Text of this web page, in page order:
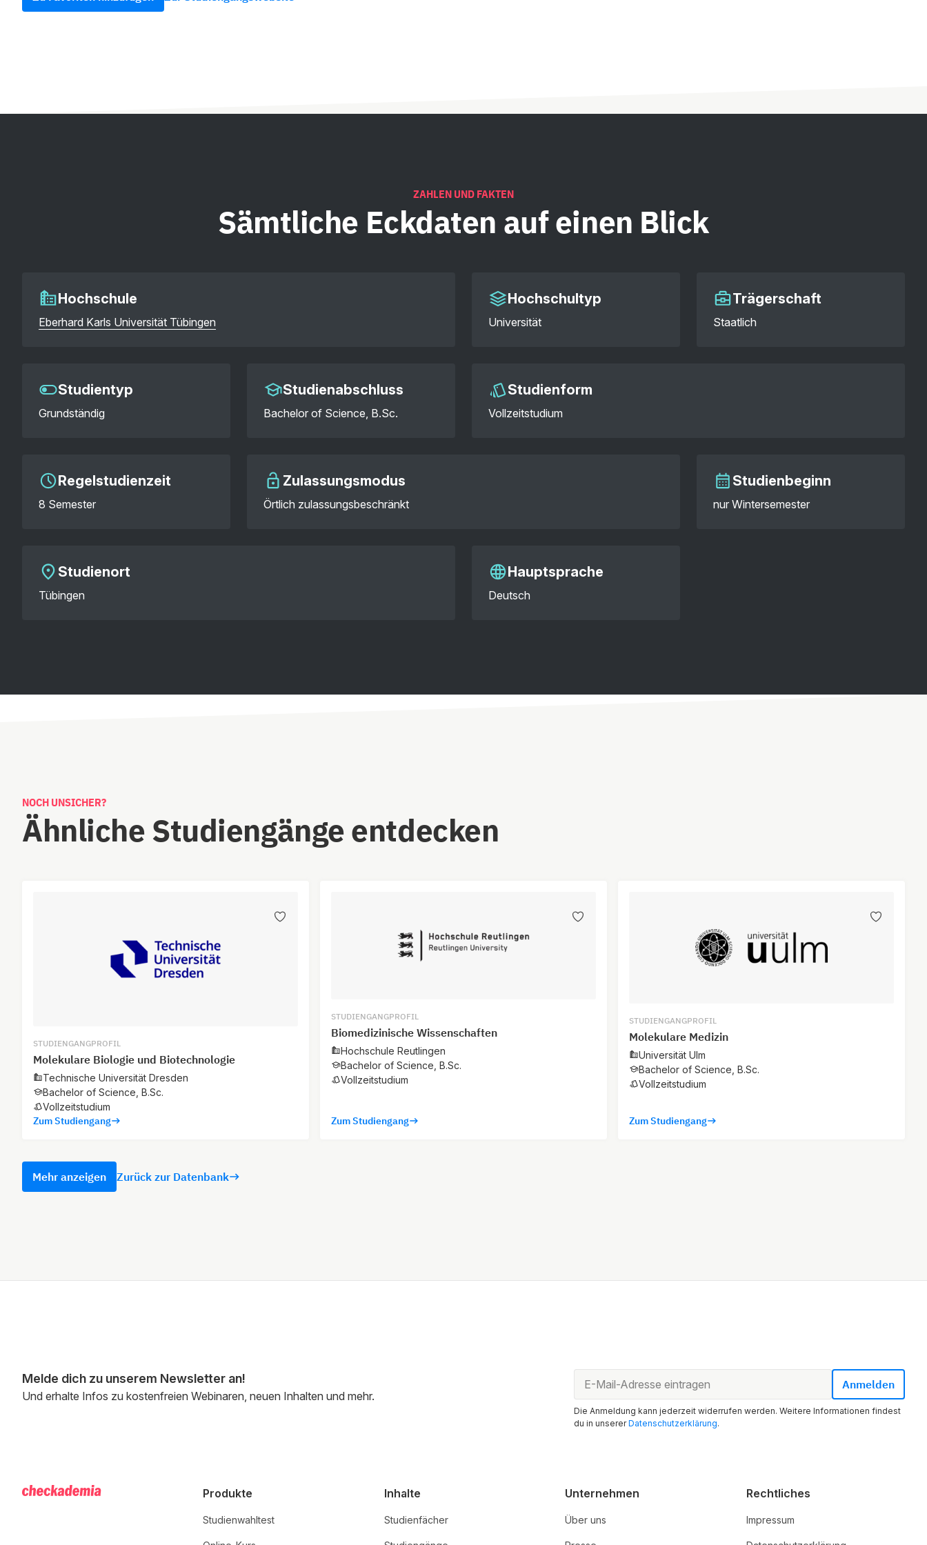
ZAHLEN UND FAKTEN
Sämtliche Eckdaten auf einen Blick
Hochschule
Eberhard Karls Universität Tübingen
Hochschultyp
Universität
Trägerschaft
Staatlich
Studientyp
Grundständig
Studienabschluss
Bachelor of Science, B.Sc.
Studienform
Vollzeitstudium
Regelstudienzeit
8 Semester
Zulassungsmodus
Örtlich zulassungsbeschränkt
Studienbeginn
nur Wintersemester
Studienort
Tübingen
Hauptsprache
Deutsch
NOCH UNSICHER?
Ähnliche Studiengänge entdecken
STUDIENGANGPROFIL
Molekulare Biologie und Biotechnologie
Technische Universität Dresden
Bachelor of Science, B.Sc.
Vollzeitstudium
Zum Studiengang
STUDIENGANGPROFIL
Biomedizinische Wissenschaften
Hochschule Reutlingen
Bachelor of Science, B.Sc.
Vollzeitstudium
Zum Studiengang
STUDIENGANGPROFIL
Molekulare Medizin
Universität Ulm
Bachelor of Science, B.Sc.
Vollzeitstudium
Zum Studiengang
Mehr anzeigen Zurück zur Datenbank
Melde dich zu unserem Newsletter an!
Und erhalte Infos zu kostenfreien Webinaren, neuen Inhalten und mehr.
Die Anmeldung kann jederzeit widerrufen werden. Weitere Informationen findest
du in unsererDatenschutzerklärung.
Produkte
Studienwahltest
Inhalte
Studienfächer
Unternehmen
Über uns
Rechtliches
Impressum